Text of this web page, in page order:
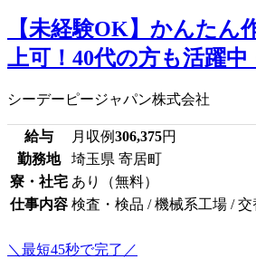
【未経験OK】かんたん
上可！40代の方も活躍中
シーデーピージャパン株式会社
給与 月収例306,375円
勤務地
埼玉県 寄居町
寮・社宅 あり（無料）
仕事内容 検査・検品 / 機械系工場 / 交
＼最短45秒で完了／